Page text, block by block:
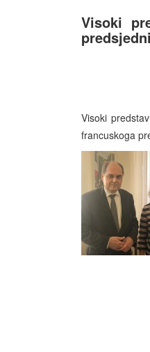
Visoki
Visoki
francuskoga